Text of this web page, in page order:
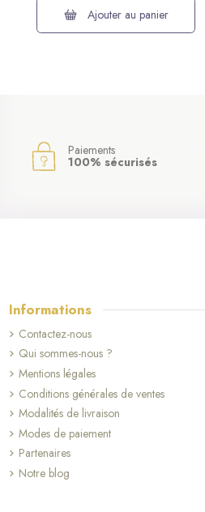
Ajouter au panier
Paiements
100% sécurisés
Informations
Contactez-nous
Qui sommes-nous ?
Mentions légales
Conditions générales de ventes
Modalités de livraison
Modes de paiement
Partenaires
Notre blog